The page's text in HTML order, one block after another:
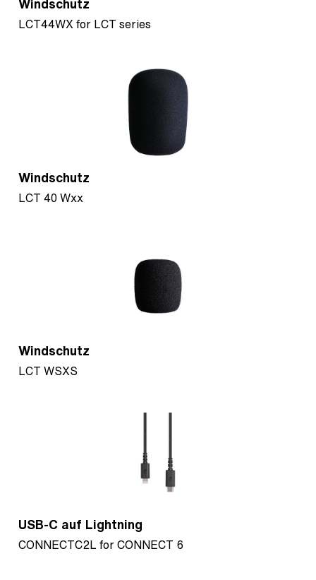
LCT44WX for LCT series
Windschutz
LCT 40 Wxx
Windschutz
LCT WSXS
USB-C auf Lightning
CONNECTC2L for CONNECT 6